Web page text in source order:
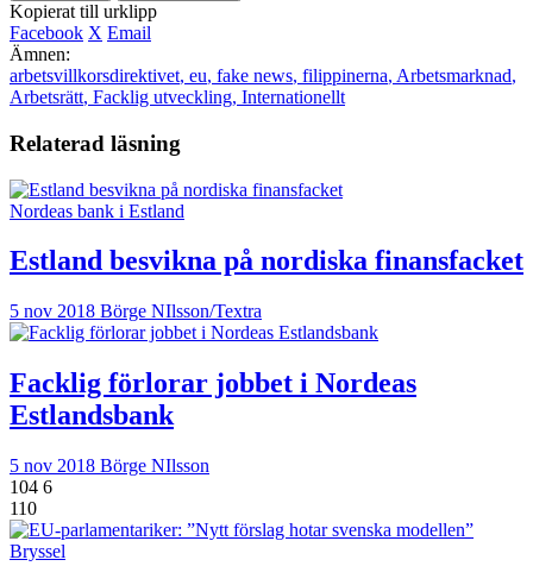
Kopierat till urklipp
Facebook X Email
Ämnen:
arbetsvillkorsdirektivet, eu, fake news, filippinerna, Arbetsmarknad,
Arbetsrätt, Facklig utveckling, Internationellt
Relaterad läsning
Nordeas bank i Estland
Estland besvikna på nordiska finansfacket
5 nov 2018 Börge NIlsson/Textra
Facklig förlorar jobbet i Nordeas
Estlandsbank
5 nov 2018 Börge NIlsson
104 6
110
Bryssel